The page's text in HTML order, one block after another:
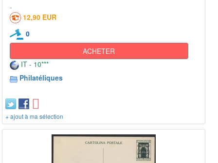
12,90 EUR
0
ACHETER
IT - 10***
Philatéliques
+ ajout à ma sélection